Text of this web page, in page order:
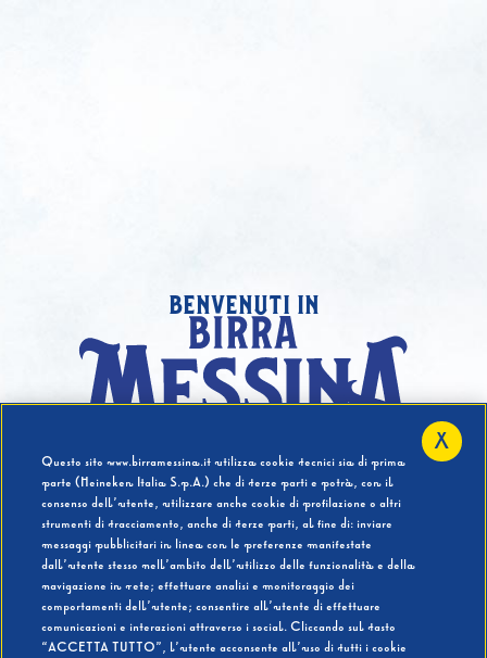
benvenuti in
Hai compiuto 18 Anni?
SI NO
Questo sito www.birramessina.it utilizza cookie tecnici sia di prima
parte (Heineken Italia S.p.A.) che di terze parti e potrà, con il
consenso dell’utente, utilizzare anche cookie di profilazione o altri
strumenti di tracciamento, anche di terze parti, al fine di: inviare
messaggi pubblicitari in linea con le preferenze manifestate
dall’utente stesso nell’ambito dell’utilizzo delle funzionalità e della
navigazione in rete; effettuare analisi e monitoraggio dei
comportamenti dell’utente; consentire all’utente di effettuare
comunicazioni e interazioni attraverso i social. Cliccando sul tasto
“ACCETTA TUTTO”, l’utente acconsente all’uso di tutti i cookie
X